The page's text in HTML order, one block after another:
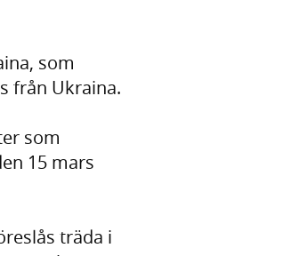
som
från Ukraina.
som
15 mars
träda i